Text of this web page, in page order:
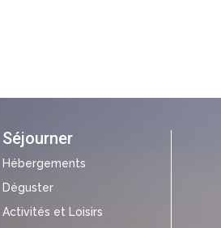
Séjourner
Hébergements
Déguster
Activités et Loisirs